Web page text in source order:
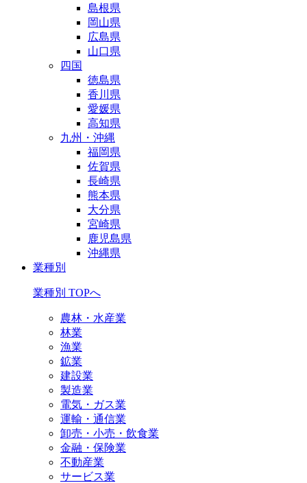
島根県
岡山県
広島県
山口県
四国
徳島県
香川県
愛媛県
高知県
九州・沖縄
福岡県
佐賀県
長崎県
熊本県
大分県
宮崎県
鹿児島県
沖縄県
業種別
業種別 TOPへ
農林・水産業
林業
漁業
鉱業
建設業
製造業
電気・ガス業
運輸・通信業
卸売・小売・飲食業
金融・保険業
不動産業
サービス業